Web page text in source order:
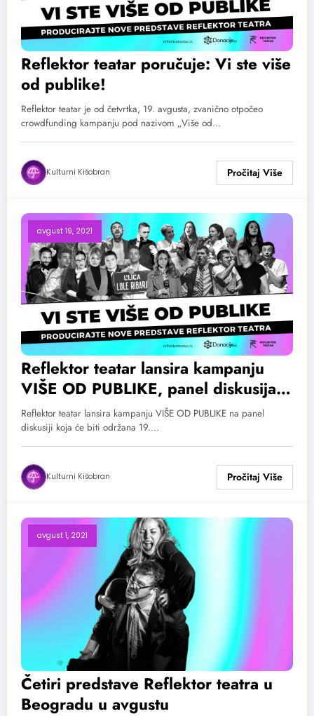
Reflektor teatar poručuje: Vi ste više
od publike!
Reflektor teatar je od četvrtka, 19. avgusta, zvanično otpočeo
crowdfunding kampanju pod nazivom „Više od…
Kulturni Kišobran
avgust 19, 2021
Reflektor teatar lansira kampanju
VIŠE OD PUBLIKE, panel diskusija
večeras u 19h
Reflektor teatar lansira kampanju VIŠE OD PUBLIKE na panel
diskusiji koja će biti održana 19.…
Kulturni Kišobran
avgust 1, 2021
Četiri predstave Reflektor teatra u
Beogradu u avgustu